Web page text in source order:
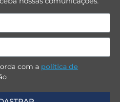
com a política de